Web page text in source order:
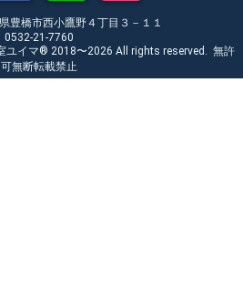
豊橋市西小鷹野４丁目３－１１
0532-21-7760
ユイマ®︎ 2018〜2026 All rights reserved. 無許
可無断転載禁止